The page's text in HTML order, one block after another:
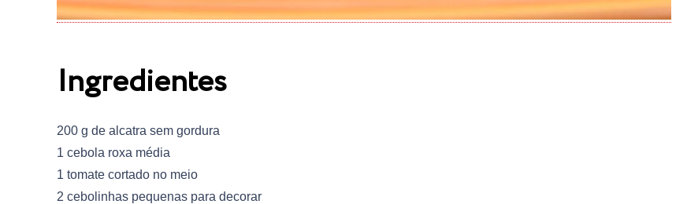
Ingredientes
200 g de alcatra sem gordura
1 cebola roxa média
1 tomate cortado no meio
2 cebolinhas pequenas para decorar